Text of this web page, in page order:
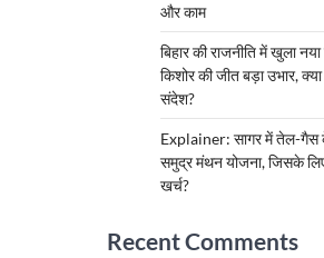
और काम
बिहार की राजनीति में खुला
किशोर की जीत बड़ा उभार,
संदेश?
Explainer: सागर में तेल-गैस
समुद्र मंथन योजना, जिसके
खर्च?
Recent Comments